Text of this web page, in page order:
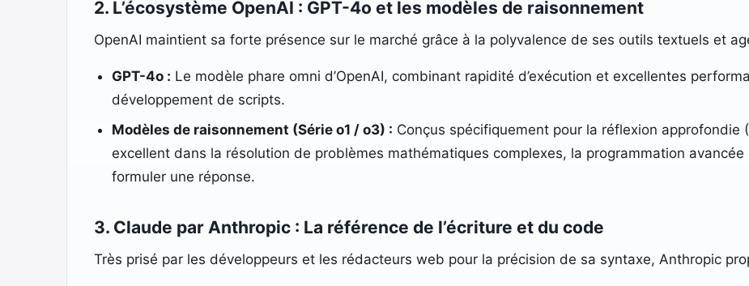
2. L’écosystème OpenAI : GPT-4o et les modèles de raisonnement
OpenAI maintient sa forte présence sur le marché grâce à la polyvalence de ses outils textuels et
GPT-4o : Le modèle phare omni d’OpenAI, combinant rapidité d’exécution et excellentes
développement de scripts.
Modèles de raisonnement (Série o1 / o3) : Conçus spécifiquement pour la réflexion
excellent dans la résolution de problèmes mathématiques complexes, la programmation
formuler une réponse.
3. Claude par Anthropic : La référence de l’écriture et du code
Très prisé par les développeurs et les rédacteurs web pour la précision de sa syntaxe, Anthropic